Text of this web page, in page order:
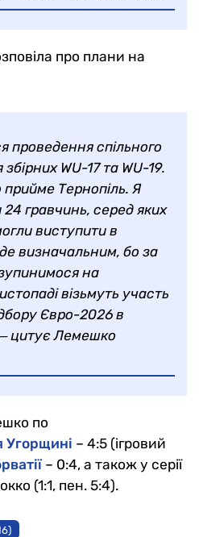
про плани на
проведення спільного
WU-17 та WU-19.
Тернопіль. Я
гравчинь, серед яких
виступити в
визначальним, бо за
на
візьмуть участь
Євро-2026 в
‒ цитує Лемешко
по
Угорщині – 4:5 (ігровий
– 0:4, а також у серії
(1:1, пен. 5:4).